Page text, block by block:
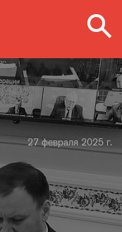
27 февраля 2025 г.